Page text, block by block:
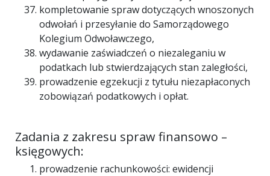
kompletowanie spraw dotyczących wnoszonych
odwołań i przesyłanie do Samorządowego
Kolegium Odwoławczego,
wydawanie zaświadczeń o niezaleganiu w
podatkach lub stwierdzających stan zaległości,
prowadzenie egzekucji z tytułu niezapłaconych
zobowiązań podatkowych i opłat.
Zadania z zakresu spraw finansowo –
księgowych:
prowadzenie rachunkowości: ewidencji